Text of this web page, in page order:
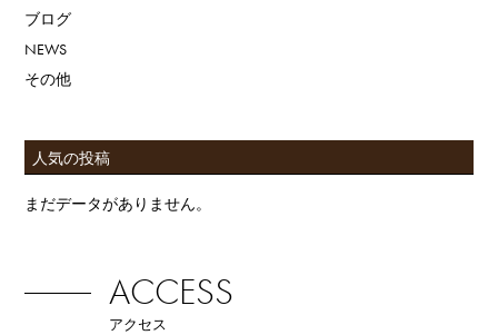
ブログ
NEWS
その他
人気の投稿
まだデータがありません。
ACCESS
アクセス